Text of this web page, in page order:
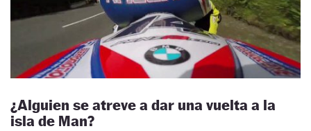
¿Alguien se atreve a dar una vuelta a la
isla de Man?